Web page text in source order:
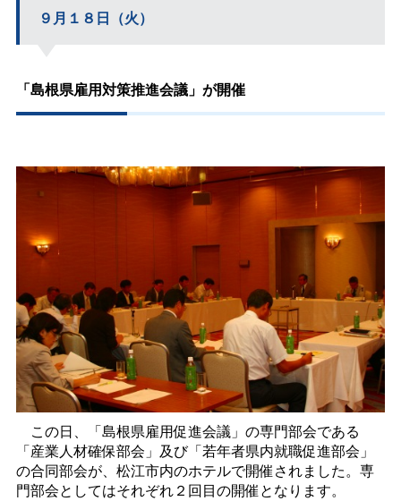
９月１８日（火）
「島根県雇用対策推進会議」が開催
この日、「島根県雇用促進会議」の専門部会である
「産業人材確保部会」及び「若年者県内就職促進部会」
の合同部会が、松江市内のホテルで開催されました。専
門部会としてはそれぞれ２回目の開催となります。